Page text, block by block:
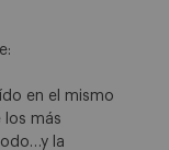
en el mismo
los más
la